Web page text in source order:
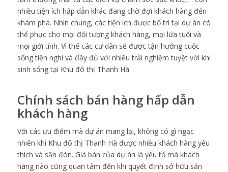
nhiều tiện ích hấp dẫn khác đang chờ đợi khách hàng đến
khám phá. Nhìn chung, các tiện ích được bố trí tại dự án có
thể phục cho mọi đối tượng khách hàng, mọi lứa tuổi và
mọi giới tính. Vì thế các cư dân sẽ được tận hưởng cuộc
sống tiện nghi và đầy đủ với nhiều trải nghiệm tuyệt vời khi
sinh sống tại Khu đô thị Thanh Hà.
Chính sách bán hàng hấp dẫn
khách hàng
Với các ưu điểm mà dự án mang lại, không có gì ngạc
nhiên khi Khu đô thị Thanh Hà được nhiều khách hàng yêu
thích và săn đón. Giá bán của dự án là yếu tố mà khách
hàng nào cũng quan tâm đến khi quyết định sở hữu sản